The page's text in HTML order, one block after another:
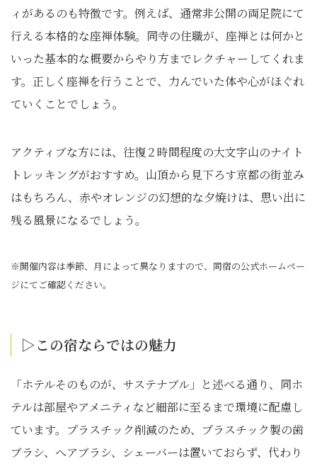
ィがあるのも特徴です。例えば、通常非公開の両足院にて
行える本格的な座禅体験。同寺の住職が、座禅とは何かと
いった基本的な概要からやり方までレクチャーしてくれま
す。正しく座禅を行うことで、力んでいた体や心がほぐれ
ていくことでしょう。
アクティブな方には、往復２時間程度の大文字山のナイト
トレッキングがおすすめ。山頂から見下ろす京都の街並み
はもちろん、赤やオレンジの幻想的な夕焼けは、思い出に
残る風景になるでしょう。
※開催内容は季節、月によって異なりますので、同宿の公式ホームペー
ジにてご確認ください。
▷この宿ならではの魅⼒
「ホテルそのものが、サステナブル」と述べる通り、同ホ
テルは部屋やアメニティなど細部に至るまで環境に配慮し
ています。プラスチック削減のため、プラスチック製の歯
ブラシ、ヘアブラシ、シェーバーは置いておらず、代わり